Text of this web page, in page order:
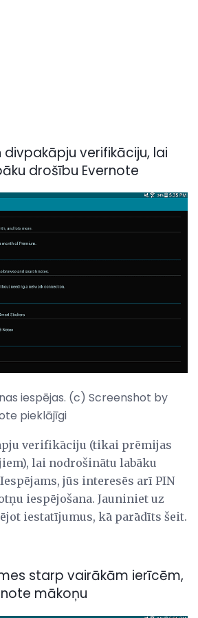
divpakāpju verifikāciju, lai
drošību Evernote
iespējas. (c) Screenshot by
pieklājīgi
verifikāciju (tikai prēmijas
lai nodrošinātu labāku
jūs interesēs arī PIN
iespējošana. Jauniniet uz
iestatījumus, kā parādīts šeit.
starp vairākām ierīcēm,
mākoņu